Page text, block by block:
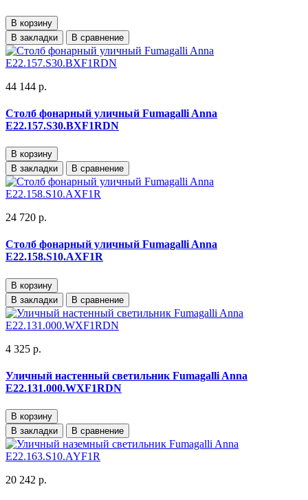
В корзину
В закладки
В сравнение
44 144 р.
Столб фонарный уличный Fumagalli Anna
E22.157.S30.BXF1RDN
В корзину
В закладки
В сравнение
24 720 р.
Столб фонарный уличный Fumagalli Anna
E22.158.S10.AXF1R
В корзину
В закладки
В сравнение
4 325 р.
Уличный настенный светильник Fumagalli Anna
E22.131.000.WXF1RDN
В корзину
В закладки
В сравнение
20 242 р.